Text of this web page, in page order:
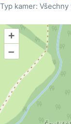
Typ kamer:
+
–